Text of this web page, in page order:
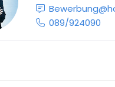
089/924090